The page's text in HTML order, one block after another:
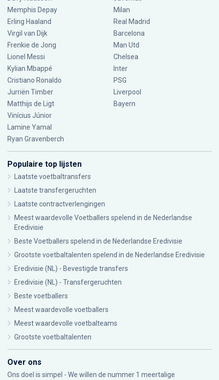
Memphis Depay
Erling Haaland
Virgil van Dijk
Frenkie de Jong
Lionel Messi
Kylian Mbappé
Cristiano Ronaldo
Jurriën Timber
Matthijs de Ligt
Vinícius Júnior
Lamine Yamal
Ryan Gravenberch
Milan
Real Madrid
Barcelona
Man Utd
Chelsea
Inter
PSG
Liverpool
Bayern
Populaire top lijsten
Laatste voetbaltransfers
Laatste transfergeruchten
Laatste contractverlengingen
Meest waardevolle Voetballers spelend in de Nederlandse
Eredivisie
Beste Voetballers spelend in de Nederlandse Eredivisie
Grootste voetbaltalenten spelend in de Nederlandse Eredivisie
Eredivisie (NL) - Bevestigde transfers
Eredivisie (NL) - Transfergeruchten
Beste voetballers
Meest waardevolle voetballers
Meest waardevolle voetbalteams
Grootste voetbaltalenten
Over ons
Ons doel is simpel - We willen de nummer 1 meertalige